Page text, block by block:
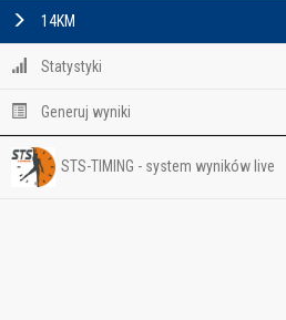
14KM
Statystyki
Generuj wyniki
STS-TIMING - system wyników live